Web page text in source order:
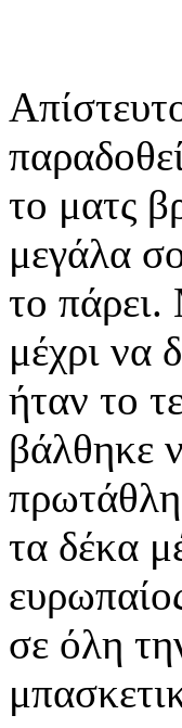
το ματς
μεγάλα
το
μέχρι να
ήταν το
βάλθηκε
τα δέκα
σε όλη